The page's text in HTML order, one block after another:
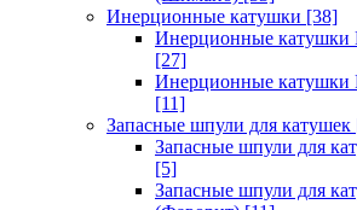
Инерционные катушки [38]
Инерционные катушки
[27]
Инерционные катушки
[11]
Запасные шпули для катушек
Запасные шпули для
[5]
Запасные шпули для